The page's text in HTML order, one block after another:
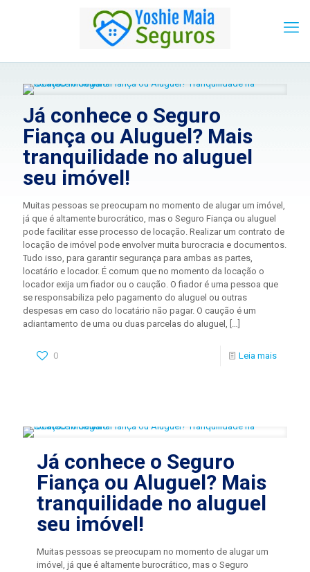
Já conhece o Seguro
Fiança ou Aluguel? Mais
tranquilidade no aluguel
seu imóvel!
Muitas pessoas se preocupam no momento de alugar um imóvel,
já que é altamente burocrático, mas o Seguro Fiança ou aluguel
pode facilitar esse processo de locação. Realizar um contrato de
locação de imóvel pode envolver muita burocracia e documentos.
Tudo isso, para garantir segurança para ambas as partes,
locatário e locador. É comum que no momento da locação o
locador exija um fiador ou o caução. O fiador é uma pessoa que
se responsabiliza pelo pagamento do aluguel ou outras
despesas em caso do locatário não pagar. O caução é um
adiantamento de uma ou duas parcelas do aluguel, […]
0 Leia mais
Já conhece o Seguro
Fiança ou Aluguel? Mais
tranquilidade no aluguel
seu imóvel!
Muitas pessoas se preocupam no momento de alugar um
imóvel, já que é altamente burocrático, mas o Seguro